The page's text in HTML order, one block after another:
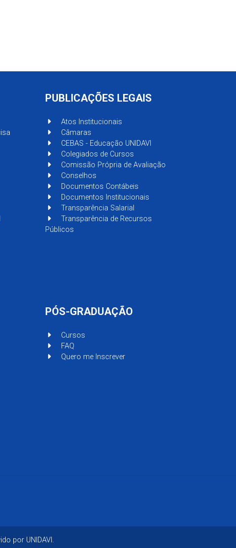
PUBLICAÇÕES LEGAIS
Atos Institucionais
Câmaras
CEBAS - Educação UNIDAVI
Colegiados de Cursos
Comissão Própria de Avaliação
Conselhos
Documentos Contábeis
Documentos Institucionais
Transparência Salarial
Transparência de Recursos
Públicos
PÓS-GRADUAÇÃO
Cursos
FAQ
Quero me Inscrever
por UNIDAVI.